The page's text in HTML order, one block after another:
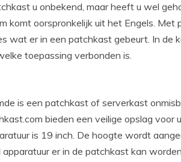
u onbekend, maar heeft u wel
komt oorspronkelijk uit het Engels.
wat er in een patchkast gebeurt. In
toepassing verbonden is.
is een patchkast of serverkast
bieden een veilige opslag voor
is 19 inch. De hoogte wordt
er in de patchkast kan